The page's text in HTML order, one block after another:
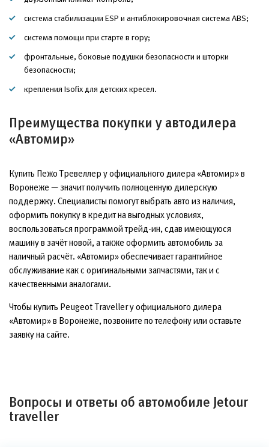
система стабилизации ESP и антиблокировочная система ABS;
система помощи при старте в гору;
фронтальные, боковые подушки безопасности и шторки
безопасности;
крепления Isofix для детских кресел.
Преимущества покупки у автодилера
«Автомир»
Купить Пежо Тревеллер у официального дилера «Автомир» в
Воронеже — значит получить полноценную дилерскую
поддержку. Специалисты помогут выбрать авто из наличия,
оформить покупку в кредит на выгодных условиях,
воспользоваться программой трейд-ин, сдав имеющуюся
машину в зачёт новой, а также оформить автомобиль за
наличный расчёт. «Автомир» обеспечивает гарантийное
обслуживание как с оригинальными запчастями, так и с
качественными аналогами.
Чтобы купить Peugeot Traveller у официального дилера
«Автомир» в Воронеже, позвоните по телефону или оставьте
заявку на сайте.
Вопросы и ответы об автомобиле Jetour
traveller